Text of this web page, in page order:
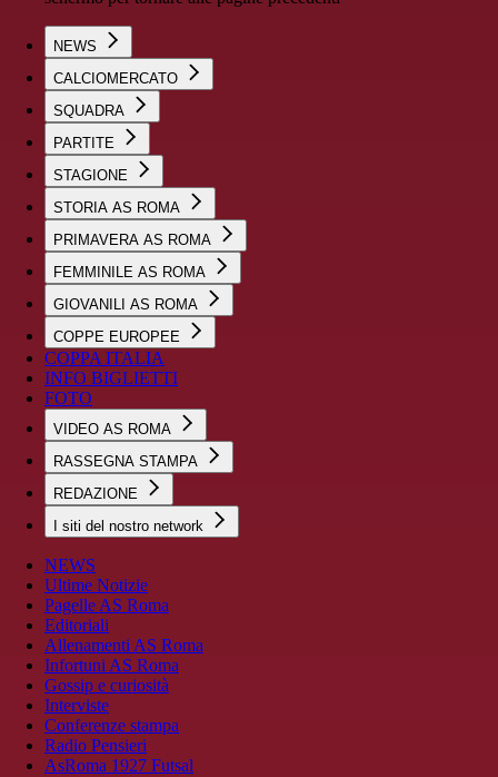
NEWS
CALCIOMERCATO
SQUADRA
PARTITE
STAGIONE
STORIA AS ROMA
PRIMAVERA AS ROMA
FEMMINILE AS ROMA
GIOVANILI AS ROMA
COPPE EUROPEE
COPPA ITALIA
INFO BIGLIETTI
FOTO
VIDEO AS ROMA
RASSEGNA STAMPA
REDAZIONE
I siti del nostro network
NEWS
Ultime Notizie
Pagelle AS Roma
Editoriali
Allenamenti AS Roma
Infortuni AS Roma
Gossip e curiosità
Interviste
Conferenze stampa
Radio Pensieri
AsRoma 1927 Futsal